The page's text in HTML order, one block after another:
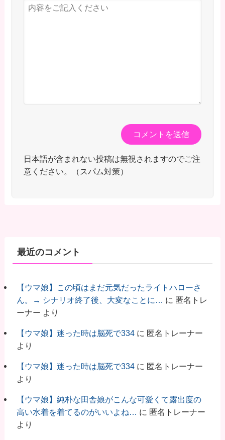
日本語が含まれない投稿は無視されますのでご注
意ください。（スパム対策）
最近のコメント
【ウマ娘】この頃はまだ元気だったライトハローさ
ん。→ シナリオ終了後、大変なことに… に 匿名トレ
ーナー より
【ウマ娘】迷った時は脳死で334に 匿名トレーナー
より
【ウマ娘】迷った時は脳死で334に 匿名トレーナー
より
【ウマ娘】純朴な田舎娘がこんな可愛くて露出度の
高い水着を着てるのがいいよね… に 匿名トレーナー
より